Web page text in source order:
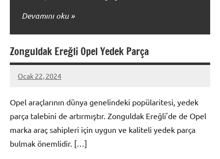
Devamını oku
Zonguldak Ereğli Opel Yedek Parça
Ocak 22, 2024
admin
Opel araçlarının dünya genelindeki popülaritesi, yedek
parça talebini de artırmıştır. Zonguldak Ereğli'de de Opel
marka araç sahipleri için uygun ve kaliteli yedek parça
bulmak önemlidir. […]